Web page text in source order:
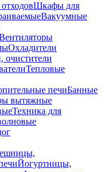
Шкафы для
Вакуумные
Охладители
очистители
Тепловые
печиБанные
вытяжные
Техника для
Йогуртницы,